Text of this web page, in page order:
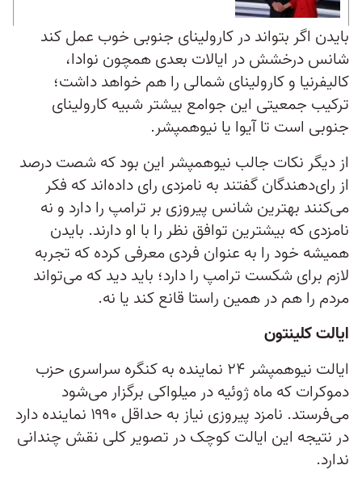
بایدن اگر بتواند در کارولینای جنوبی خوب عمل کند
شانس درخشش در ایالات بعدی همچون نوادا،
کالیفرنیا و کارولینای شمالی را هم خواهد داشت؛
ترکیب جمعیتی این جوامع بیشتر شبیه کارولینای
جنوبی است تا آیوا یا نیوهمپشر.
از دیگر نکات جالب نیوهمپشر این بود که شصت درصد
از رای‌دهندگان گفتند به نامزدی رای داده‌اند که فکر
می‌کنند بهترین شانس پیروزی بر ترامپ را دارد و نه
نامزدی که بیشترین توافق نظر را با او دارند. بایدن
همیشه خود را به عنوان فردی معرفی کرده که تجربه
لازم برای شکست ترامپ را دارد؛ باید دید که می‌تواند
مردم را هم در همین راستا قانع کند یا نه.
ایالت کلینتون
ایالت نیوهمپشر ۲۴ نماینده به کنگره سراسری حزب
دموکرات که ماه ژوئیه در میلواکی برگزار می‌شود
می‌فرستد. نامزد پیروزی نیاز به حداقل ۱۹۹۰ نماینده دارد
در نتیجه این ایالت کوچک در تصویر کلی نقش چندانی
ندارد.